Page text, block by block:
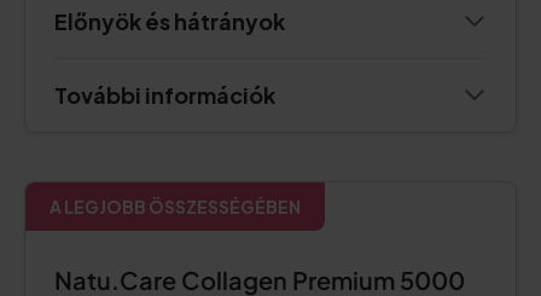
Előnyök és hátrányok
További információk
A LEGJOBB ÖSSZESSÉGÉBEN
Natu.Care Collagen Premium 5000